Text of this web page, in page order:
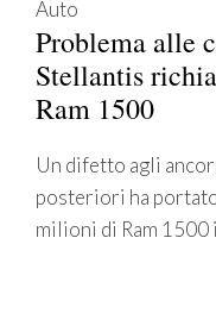
Auto
Problema alle
Stellantis
Ram 1500
Un difetto agli
posteriori ha
milioni di Ram